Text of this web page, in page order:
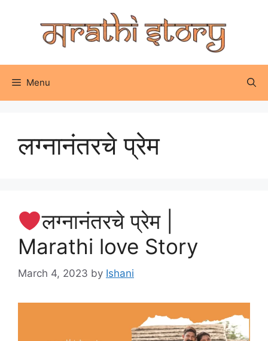
Menu
लग्नानंतरचे प्रेम
लग्नानंतरचे प्रेम |
Marathi love Story
March 4, 2023 by Ishani